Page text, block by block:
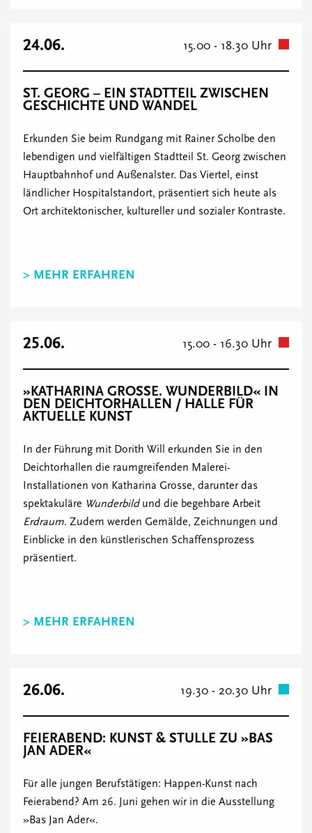
24.06. 15.00 - 18.30 Uhr
ST. GEORG – EIN STADTTEIL ZWISCHEN
GESCHICHTE UND WANDEL
Erkunden Sie beim Rundgang mit Rainer Scholbe den
lebendigen und vielfältigen Stadtteil St. Georg zwischen
Hauptbahnhof und Außenalster. Das Viertel, einst
ländlicher Hospitalstandort, präsentiert sich heute als
Ort architektonischer, kultureller und sozialer Kontraste.
> MEHR ERFAHREN
25.06. 15.00 - 16.30 Uhr
»KATHARINA GROSSE. WUNDERBILD« IN
DEN DEICHTORHALLEN / HALLE FÜR
AKTUELLE KUNST
In der Führung mit Dorith Will erkunden Sie in den
Deichtorhallen die raumgreifenden Malerei-
Installationen von Katharina Grosse, darunter das
spektakuläre Wunderbildund die begehbare Arbeit
Erdraum. Zudem werden Gemälde, Zeichnungen und
Einblicke in den künstlerischen Schaffensprozess
präsentiert.
> MEHR ERFAHREN
26.06. 19.30 - 20.30 Uhr
FEIERABEND: KUNST & STULLE ZU »BAS
JAN ADER«
Für alle jungen Berufstätigen: Happen-Kunst nach
Feierabend? Am 26. Juni gehen wir in die Ausstellung
»Bas Jan Ader«.